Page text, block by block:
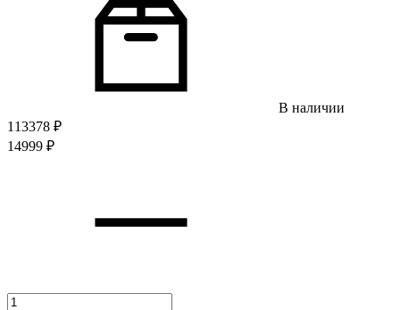
В наличии
113378 ₽
14999 ₽